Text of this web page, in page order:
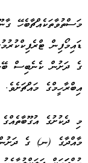
ގެ ދަށުން ކެނެބިސް
އިބްރާހީމްގެ މައްޗަށެވެ.